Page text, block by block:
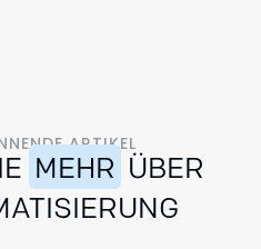
ARTIKEL
MEHR ÜBER